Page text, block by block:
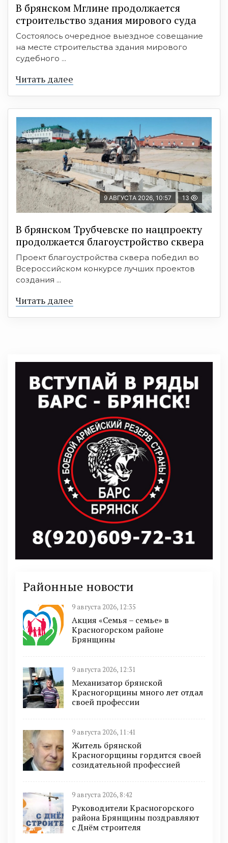
В брянском Мглине продолжается
строительство здания мирового суда
Состоялось очередное выездное совещание
на месте строительства здания мирового
судебного ...
Читать далее
9 АВГУСТА 2026, 10:57 13
В брянском Трубчевске по нацпроекту
продолжается благоустройство сквера
Проект благоустройства сквера победил во
Всероссийском конкурсе лучших проектов
создания ...
Читать далее
Районные новости
9 августа 2026, 12:35
Акция «Семья – семье» в
Красногорском районе
Брянщины
9 августа 2026, 12:31
Механизатор брянской
Красногорщины много лет отдал
своей профессии
9 августа 2026, 11:41
Житель брянской
Красногорщины гордится своей
созидательной профессией
9 августа 2026, 8:42
Руководители Красногорского
района Брянщины поздравляют
с Днём строителя